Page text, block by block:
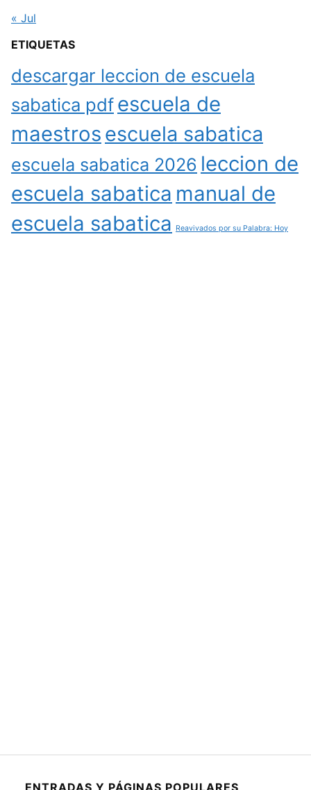
« Jul
ETIQUETAS
descargar leccion de escuela
sabatica pdfescuela de
maestros escuela sabatica
escuela sabatica 2026 leccion de
escuela sabatica manual de
escuela sabatica
Reavivados por su Palabra: Hoy